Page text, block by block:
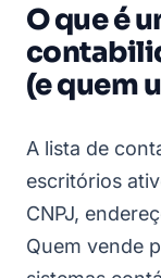
O que é
(e quem
A lista de
escritórios
CNPJ,
Quem vende